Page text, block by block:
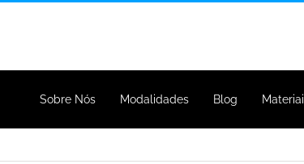
Sobre Nós Modalidades Blog